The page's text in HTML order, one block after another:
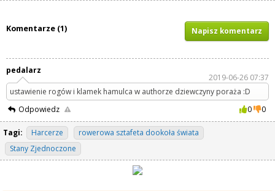
Komentarze (1) Napisz komentarz
pedalarz
2019-06-26 07:37
ustawienie rogów i klamek hamulca w authorze dziewczyny poraża :D
Odpowiedz
0 0
Tagi: Harcerze
rowerowa sztafeta dookoła świata
Stany Zjednoczone